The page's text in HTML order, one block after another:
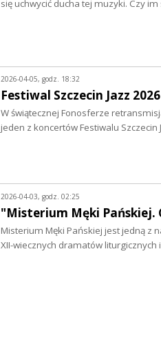
się uchwycić ducha tej muzyki. Czy im
2026-04-05, godz. 18:32
Festiwal Szczecin Jazz
W świątecznej Fonosferze
jeden z koncertów Festiwalu Szczecin
2026-04-03, godz. 02:25
"Misterium Męki Pańskiej.
Misterium Męki Pańskiej jest jedną z
XII-wiecznych dramatów